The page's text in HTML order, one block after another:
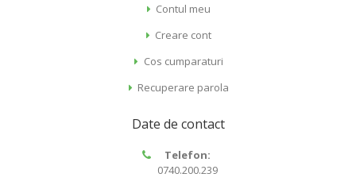
Contul meu
Creare cont
Cos cumparaturi
Recuperare parola
Date de contact
Telefon:
0740.200.239